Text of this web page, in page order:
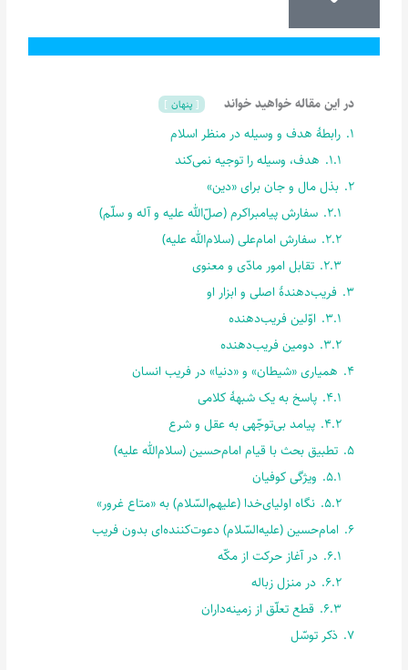
در این مقاله خواهید خواند پنهان
1. رابطۀ هدف و وسیله در منظر اسلام
1.1. هدف، وسیله را توجیه نمی‌کند
2. بذل مال و جان برای «دین»
2.1. سفارش پیامبراکرم (صلّ‌الله علیه و آله و سلّم)
2.2. سفارش امام‌علی (سلام‌الله علیه)
2.3. تقابل امور مادّی و معنوی
3. فریب‌دهندۀ اصلی و ابزار او
3.1. اوّلین فریب‌دهنده
3.2. دومین فریب‌دهنده
4. همیاری «شیطان» و «دنیا» در فریب انسان
4.1. پاسخ به یک شبهۀ کلامی
4.2. پیامد بی‌توجّهی به عقل و شرع
5. تطبیق بحث با قیام امام‌حسین (سلام‌الله علیه)
5.1. ویژگی کوفیان
5.2. نگاه اولیای‌خدا (علیهم‌السّلام) به «متاع غرور»
6. امام‌حسین (علیه‌السّلام) دعوت‌کننده‌ای بدون فریب
6.1. در آغاز حرکت از مکّه
6.2. در منزل زباله
6.3. قطع تعلّق از زمینه‌داران
7. ذکر توسّل